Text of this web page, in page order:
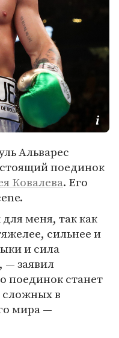
Альварес
поединок
Ковалева. Его
меня, так как
сильнее и
и сила
— заявил
поединок станет
сложных в
мира —